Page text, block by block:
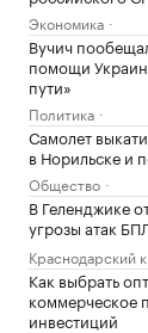
Экономика
Вучич
помощи
пути»
Политика
Самолет
в Норильске и
Общество
В Геленджике
угрозы атак
Краснодарский
Как выбрать
коммерческое
инвестиций